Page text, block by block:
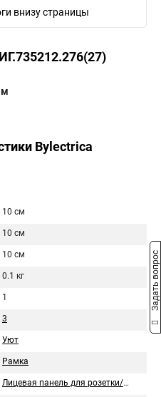
внизу страницы
Bylectrica
10 см
10 см
10 см
0.1 кг
1
3
Уют
Рамка
Лицевая панель для розетки/выключателя
Задать вопрос